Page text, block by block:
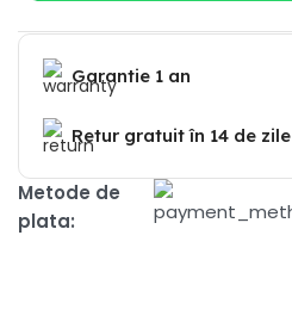
Garantie 1 an
Retur gratuit în 14 de zile
Metode de
plata: